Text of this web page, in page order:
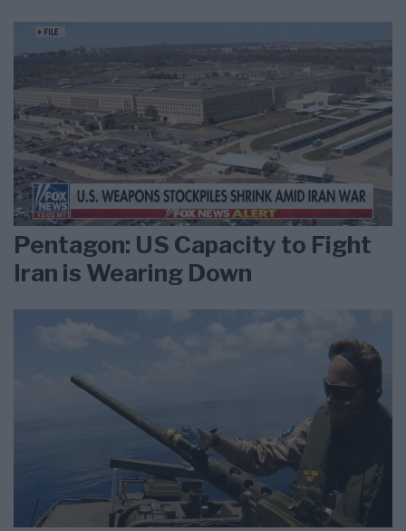
Pentagon: US Capacity to Fight
Iran is Wearing Down